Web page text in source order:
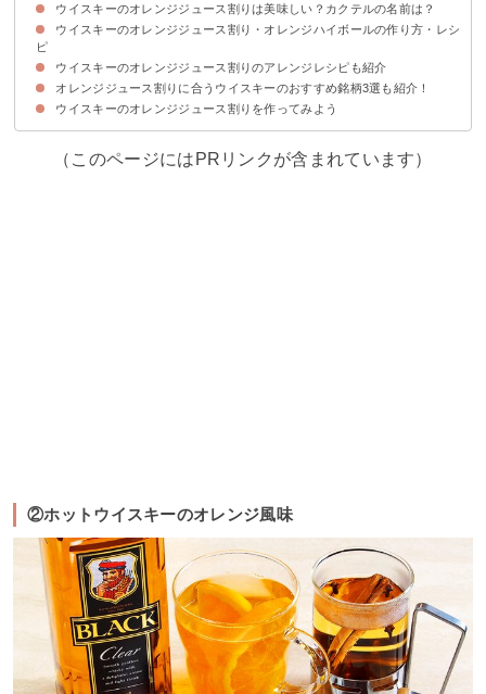
ウイスキーのオレンジジュース割りは美味しい？カクテルの名前は？
ウイスキーとオレンジジュースの相性は良いとされている
ウイスキー＋ソーダ＋オレンジで「オレンジハイボール」
ウイスキーのオレンジジュース割り・オレンジハイボールの作り方・レシ
ピ
材料
作り方・手順
ウイスキーのオレンジジュース割りのアレンジレシピも紹介
①オレンジコークハイ
②ホットウイスキーのオレンジ風味
③スコッチキルト
オレンジジュース割りに合うウイスキーのおすすめ銘柄3選も紹介！
①シングルモルトウイスキー|サントリー(12,980円)
メーカーズマーク|サントリー(2015円）
③シーバスリーガル 12年 |ペルノ・リカール・ジャパン(2193円)
ウイスキーのオレンジジュース割りを作ってみよう
（このページにはPRリンクが含まれています）
②ホットウイスキーのオレンジ風味